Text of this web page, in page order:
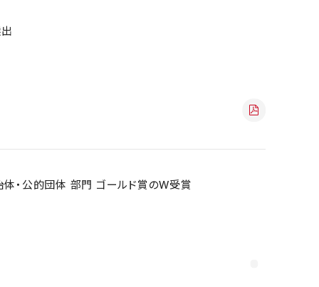
体・公的団体 部門 ゴールド賞のW受賞